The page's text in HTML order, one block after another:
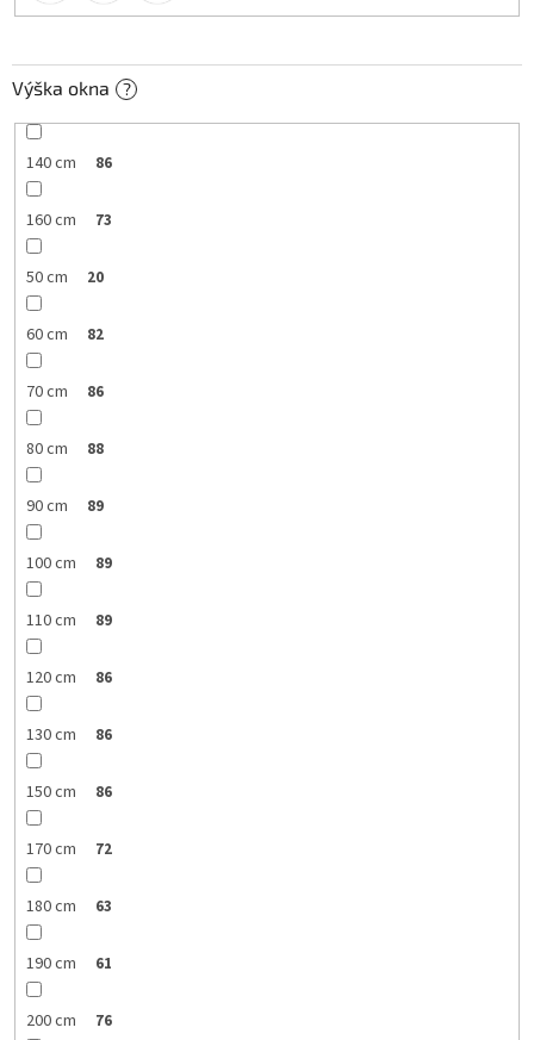
Výška okna ?
140 cm 86
160 cm 73
50 cm 20
60 cm 82
70 cm 86
80 cm 88
90 cm 89
100 cm 89
110 cm 89
120 cm 86
130 cm 86
150 cm 86
170 cm 72
180 cm 63
190 cm 61
200 cm 76